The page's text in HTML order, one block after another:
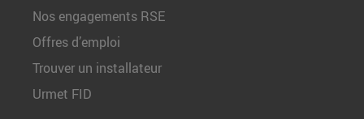
Nos engagements RSE
Offres d’emploi
Trouver un installateur
Urmet FID